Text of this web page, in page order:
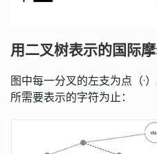
用二叉树表示的国际
图中每一分叉的左支为点（·
所需要表示的字符为止：